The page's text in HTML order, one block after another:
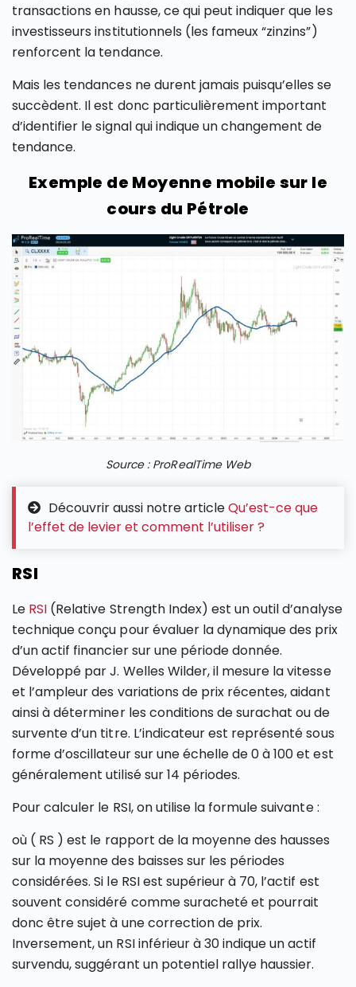
transactions en hausse, ce qui peut indiquer que les
investisseurs institutionnels (les fameux “zinzins”)
renforcent la tendance.
Mais les tendances ne durent jamais puisqu’elles se
succèdent. Il est donc particulièrement important
d’identifier le signal qui indique un changement de
tendance.
Exemple de Moyenne mobile sur le
cours du Pétrole
Source : ProRealTime Web
Découvrir aussi notre articleQu’est-ce que
l’effet de levier et comment l’utiliser ?
RSI
Le RSI (Relative Strength Index) est un outil d’analyse
technique conçu pour évaluer la dynamique des prix
d’un actif financier sur une période donnée.
Développé par J. Welles Wilder, il mesure la vitesse
et l’ampleur des variations de prix récentes, aidant
ainsi à déterminer les conditions de surachat ou de
survente d’un titre. L’indicateur est représenté sous
forme d’oscillateur sur une échelle de 0 à 100 et est
généralement utilisé sur 14 périodes.
Pour calculer le RSI, on utilise la formule suivante :
où ( RS ) est le rapport de la moyenne des hausses
sur la moyenne des baisses sur les périodes
considérées. Si le RSI est supérieur à 70, l’actif est
souvent considéré comme suracheté et pourrait
donc être sujet à une correction de prix.
Inversement, un RSI inférieur à 30 indique un actif
survendu, suggérant un potentiel rallye haussier.